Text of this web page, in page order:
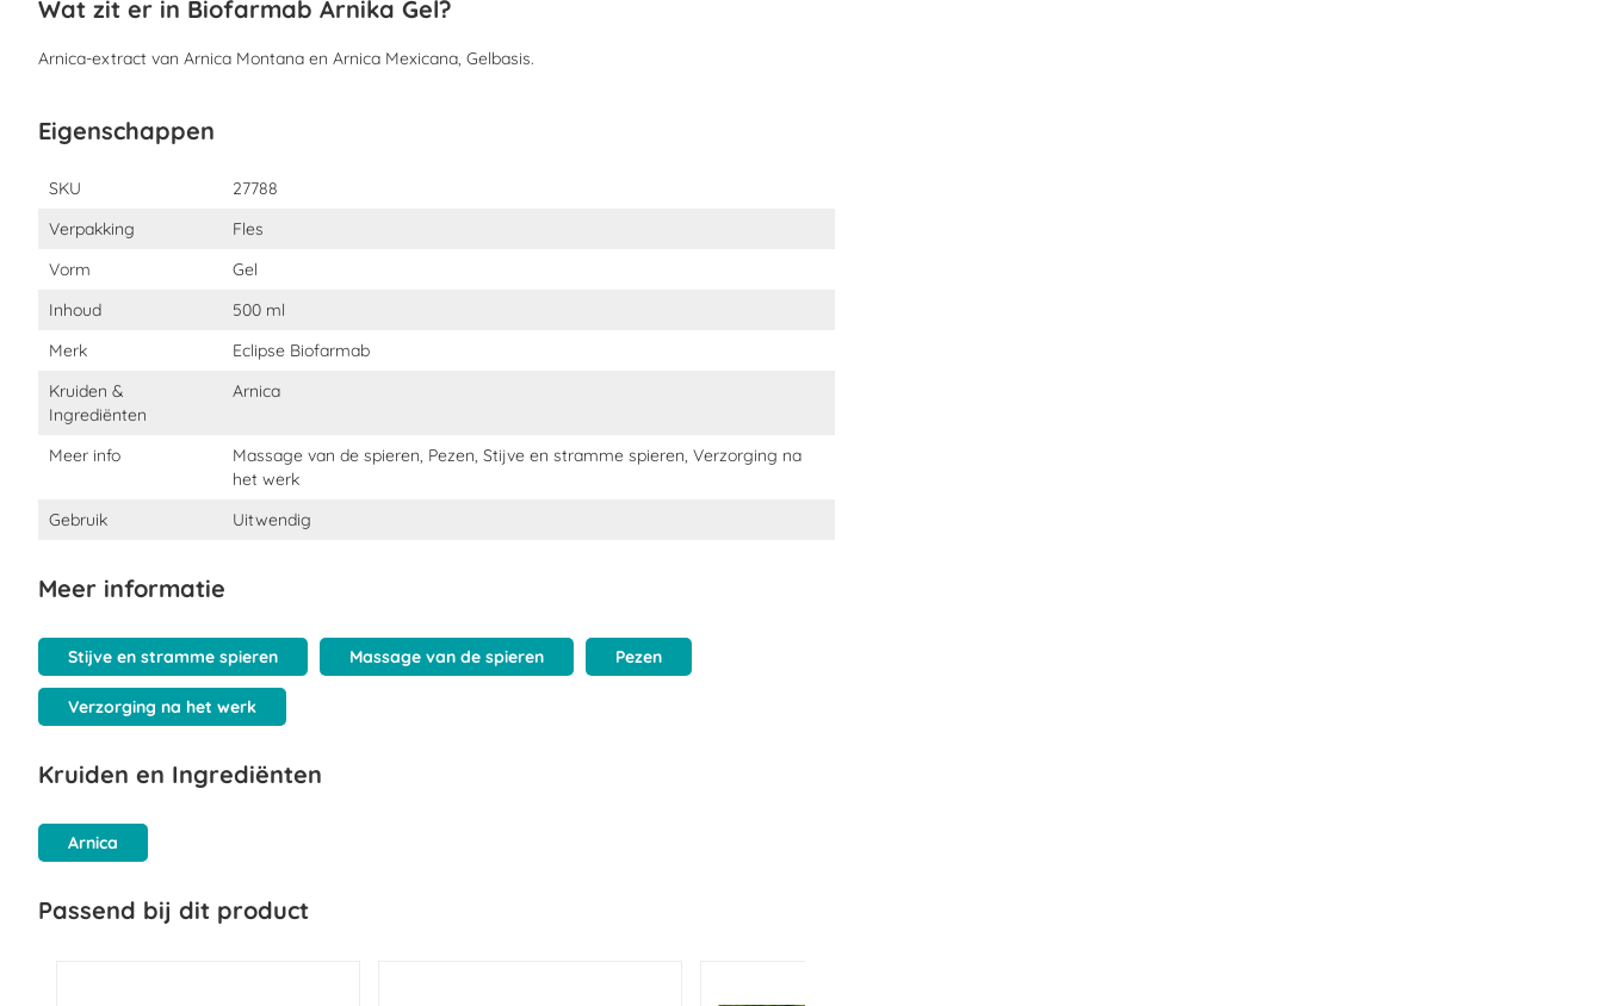
Wat zit er in Biofarmab Arnika Gel?
Arnica-extract van Arnica Montana en Arnica Mexicana, Gelbasis.
Eigenschappen
Eigenschappen
SKU
27788
Verpakking
Fles
Vorm
Gel
Inhoud
500 ml
Merk
Eclipse Biofarmab
Kruiden &
Ingrediënten
Arnica
Meer info
Massage van de spieren, Pezen, Stijve en stramme spieren, Verzorging na
het werk
Gebruik
Uitwendig
Meer informatie
Stijve en stramme spieren Massage van de spieren Pezen
Verzorging na het werk
Kruiden en Ingrediënten
Arnica
Passend bij dit product